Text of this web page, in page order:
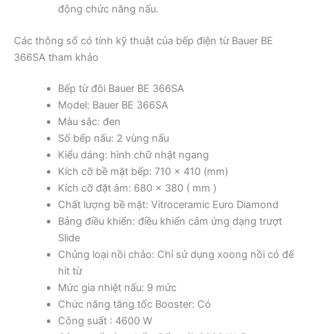
động chức năng nấu.
Các thông số có tính kỹ thuật của bếp điện từ Bauer BE
366SA tham khảo
Bếp từ đôi Bauer BE 366SA
Model: Bauer BE 366SA
Màu sắc: đen
Số bếp nấu: 2 vùng nấu
Kiểu dáng: hình chữ nhật ngang
Kích cỡ bề mặt bếp: 710 x 410 (mm)
Kích cỡ đặt âm: 680 x 380 ( mm )
Chất lượng bề mặt: Vitroceramic Euro Diamond
Bảng điều khiển: điều khiển cảm ứng dạng trượt
Slide
Chủng loại nồi chảo: Chỉ sử dụng xoong nồi có đế
hít từ
Mức gia nhiệt nấu: 9 mức
Chức năng tăng tốc Booster: Có
Công suất : 4600 W